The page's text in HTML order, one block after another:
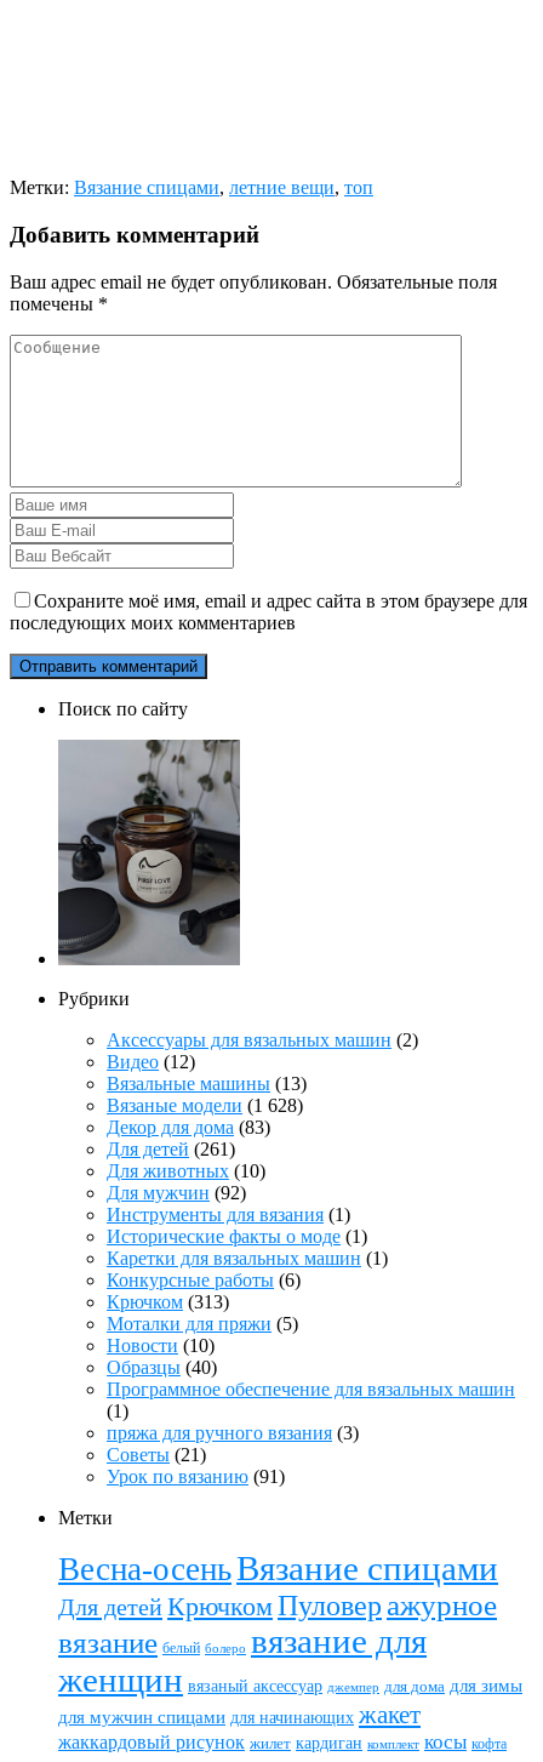
Метки: Вязание спицами, летние вещи, топ
Добавить комментарий
Ваш адрес email не будет опубликован. Обязательные поля
помечены *
Сохраните моё имя, email и адрес сайта в этом браузере для
последующих моих комментариев
Поиск по сайту
Рубрики
Аксессуары для вязальных машин (2)
Видео (12)
Вязальные машины (13)
Вязаные модели (1 628)
Декор для дома (83)
Для детей (261)
Для животных (10)
Для мужчин (92)
Инструменты для вязания (1)
Исторические факты о моде (1)
Каретки для вязальных машин (1)
Конкурсные работы (6)
Крючком (313)
Моталки для пряжи (5)
Новости (10)
Образцы (40)
Программное обеспечение для вязальных машин
(1)
пряжа для ручного вязания (3)
Советы (21)
Урок по вязанию (91)
Метки
Весна-осеньВязание спицами
Для детейКрючкомПуловер ажурное
вязание белый болеро вязание для
женщин вязаный аксессуар джемпер для дома для зимы
для мужчин спицами для начинающих жакет
жаккардовый рисунок жилет кардиган комплект косы кофта